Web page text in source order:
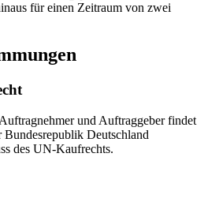
für einen Zeitraum von zwei
und Auftraggeber findet
Bundesrepublik Deutschland
des UN-Kaufrechts.